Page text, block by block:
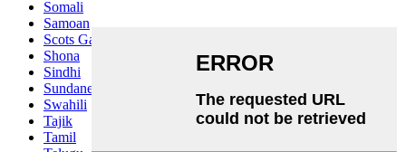
Somali
Samoan
Scots Gaelic
Shona
Sindhi
Sundanese
Swahili
Tajik
Tamil